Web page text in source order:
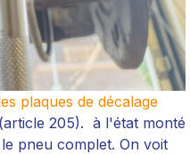
plaques de décalage
205). à l'état monté
pneu complet. On voit